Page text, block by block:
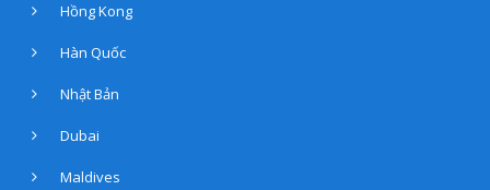
Hồng Kong
Hàn Quốc
Nhật Bản
Dubai
Maldives